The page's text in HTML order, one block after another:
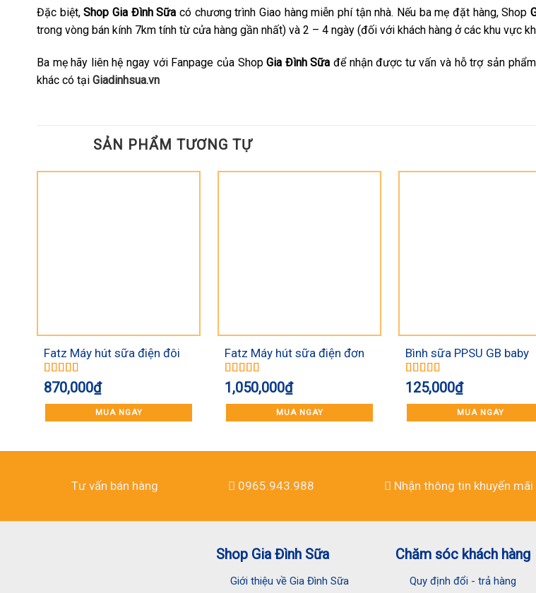
Đặc biệt,Shop Gia Đình Sữa có chương trình Giao hàng miễn phí tận nhà. Nếu ba mẹ đặt hàng, Shop
trong vòng bán kính 7km tính từ cửa hàng gần nhất) và 2 – 4 ngày (đối với khách hàng ở các khu vực
Ba mẹ hãy liên hệ ngay với Fanpage của ShopGia Đình Sữa để nhận được tư vấn và hỗ trợ sản
khác có tại Giadinhsua.vn
SẢN PHẨM TƯƠNG TỰ
Fatz Máy hút sữa điện đôi
Chorus 1 FB1181MX
Được xếp
hạng5.005
sao
870,000₫
MUA NGAY
Fatz Máy hút sữa điện đơn
Single 1 FB1009RH
Được xếp
hạng5.005
sao
1,050,000₫
MUA NGAY
Bình sữa PPSU GB baby
120ml
Được xếp
hạng5.005
sao
125,000₫
MUA NGAY
Tư vấn bán hàng 0965.943.988 Nhận thông tin khuyến mãi
Shop Gia Đình Sữa
Giới thiệu về Gia Đình Sữa
Chăm sóc khách hàng
Quy định đổi - trả hàng